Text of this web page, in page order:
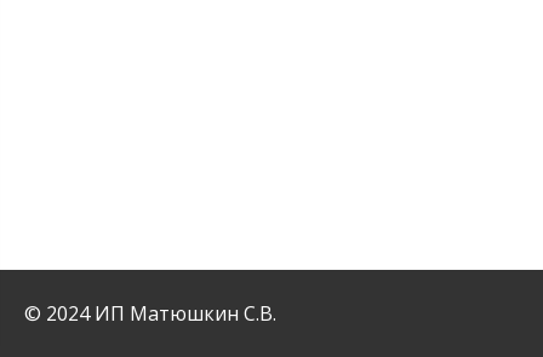
© 2024 ИП Матюшкин С.В.